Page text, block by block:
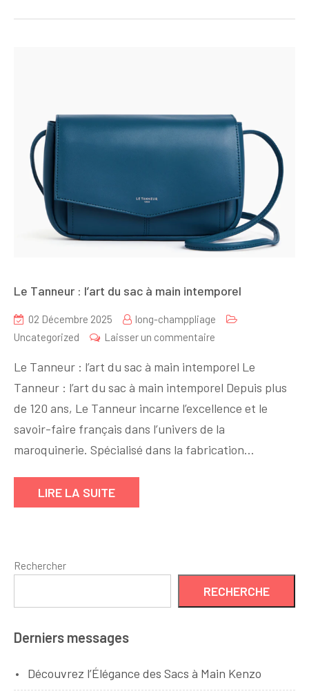
Le Tanneur : l’art du sac à main intemporel
02 Décembre 2025
long-champpliage
Uncategorized
Laisser un commentaire
Tanneur
:
l’art
du
sac
Le Tanneur : l’art du sac à main intemporel Le
Tanneur : l’art du sac à main intemporel Depuis plus
de 120 ans, Le Tanneur incarne l’excellence et le
savoir-faire français dans l’univers de la
maroquinerie. Spécialisé dans la fabrication…
LIRE LA SUITE
Rechercher
RECHERCHE
Derniers messages
Découvrez l’Élégance des Sacs à Main Kenzo